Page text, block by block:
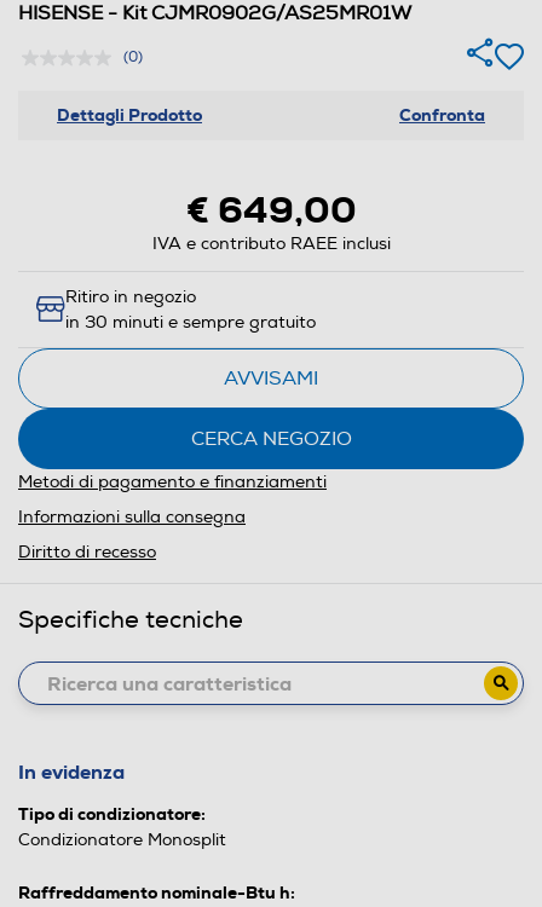
HISENSE - Kit CJMR0902G/AS25MR01W
(0)
Dettagli Prodotto Confronta
€ 649,00
IVA e contributo RAEE inclusi
Ritiro in negozio
in 30 minuti e sempre gratuito
AVVISAMI
CERCA NEGOZIO
Metodi di pagamento e finanziamenti
Informazioni sulla consegna
Diritto di recesso
Specifiche tecniche
In evidenza
Tipo di condizionatore:
Condizionatore Monosplit
Raffreddamento nominale-Btu h: